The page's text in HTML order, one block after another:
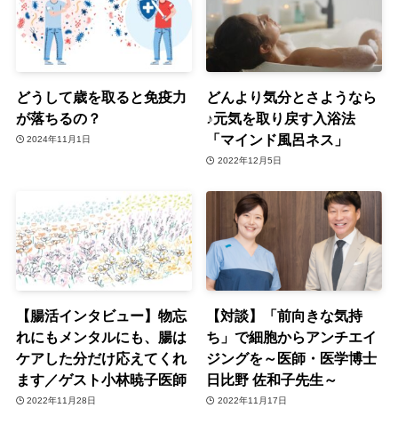
どうして歳を取ると免疫力
が落ちるの？
2024年11月1日
どんより気分とさようなら
♪元気を取り戻す入浴法
「マインド風呂ネス」
2022年12月5日
【腸活インタビュー】物忘
れにもメンタルにも、腸は
ケアした分だけ応えてくれ
ます／ゲスト小林暁子医師
2022年11月28日
【対談】「前向きな気持
ち」で細胞からアンチエイ
ジングを～医師・医学博士
日比野 佐和子先生～
2022年11月17日